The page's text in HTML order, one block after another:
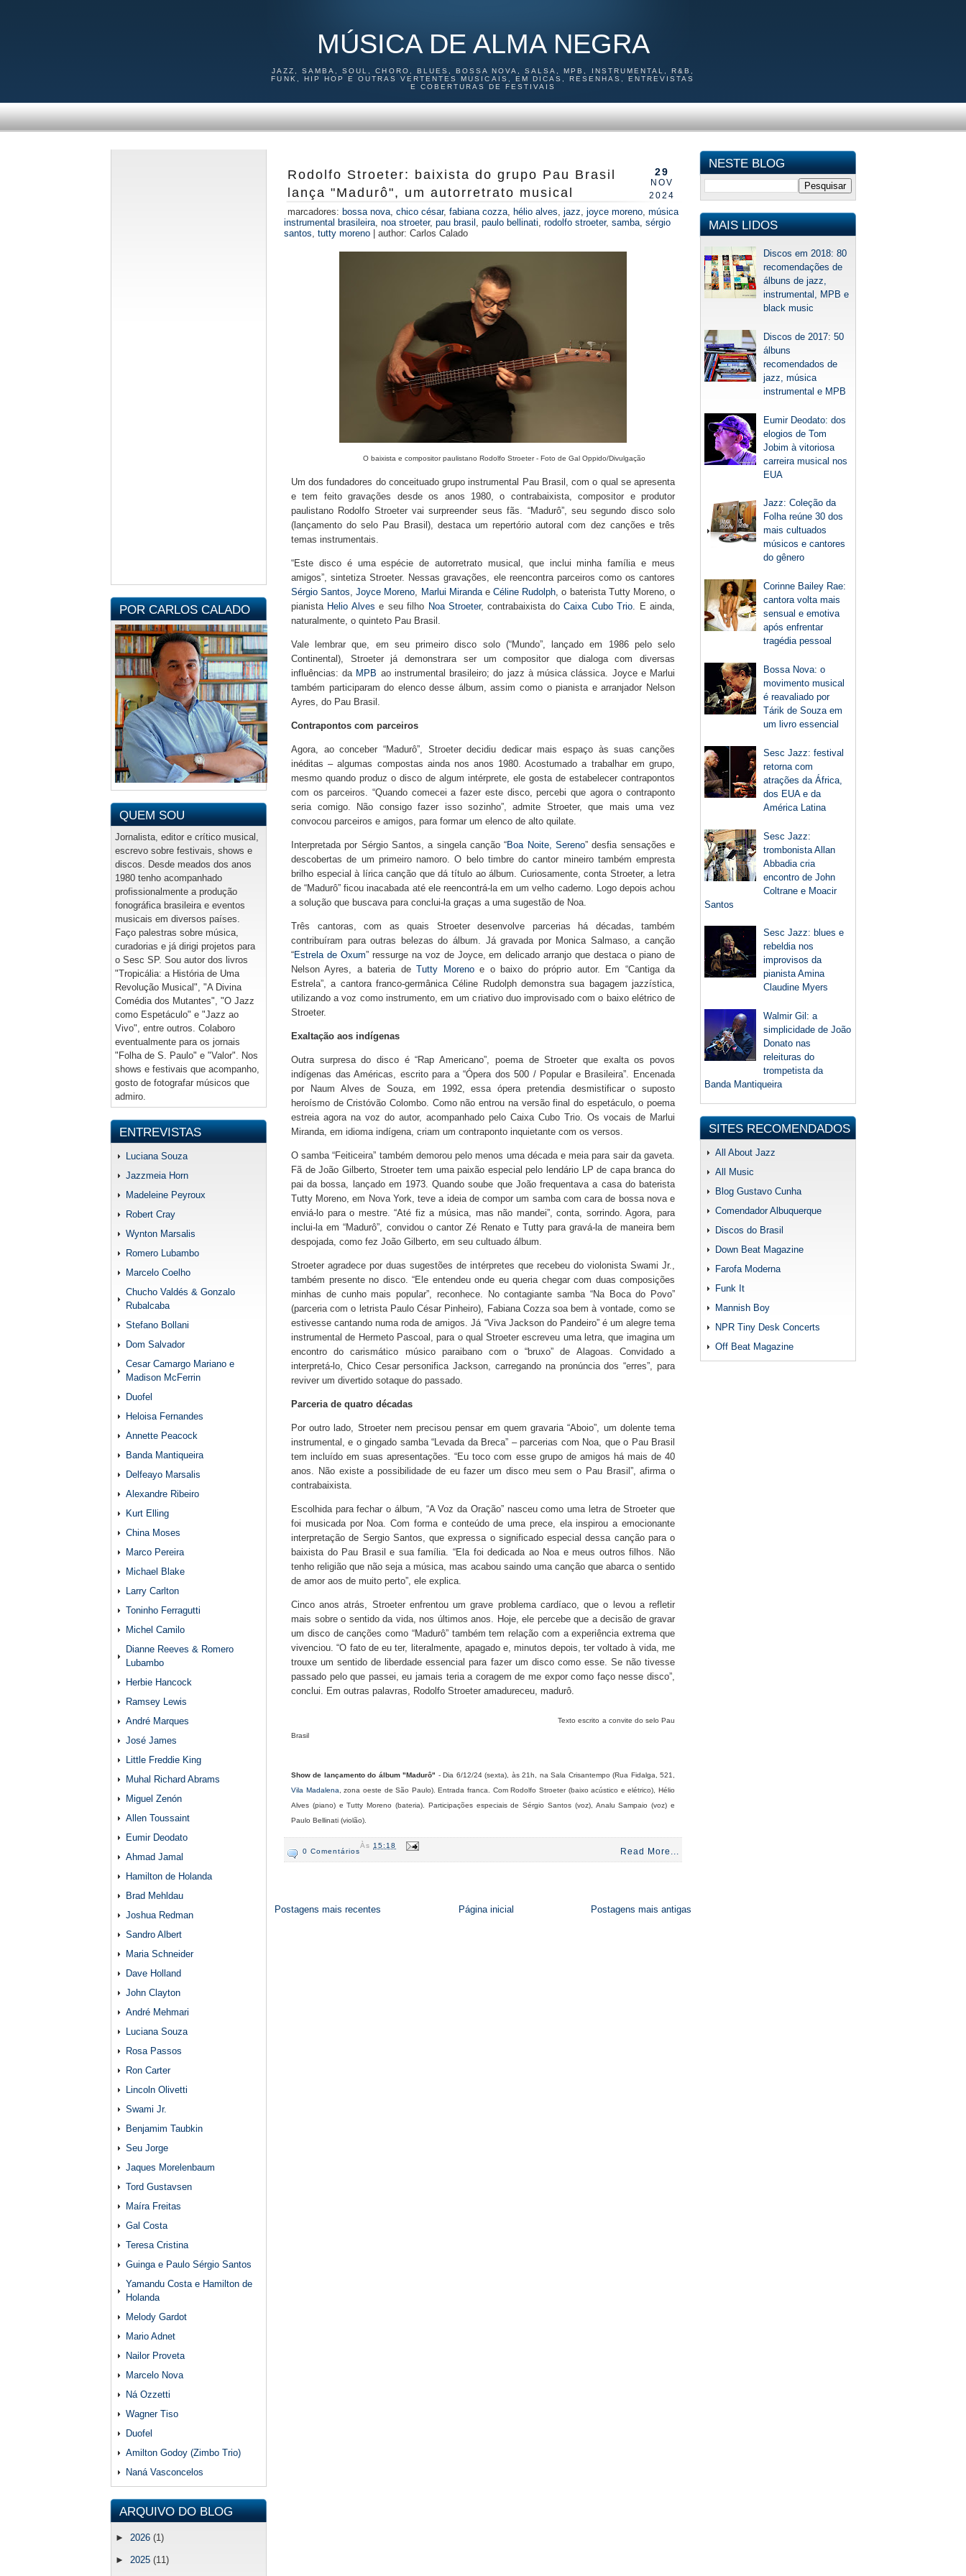
MÚSICA DE ALMA NEGRA
JAZZ, SAMBA, SOUL, CHORO, BLUES, BOSSA NOVA, SALSA, MPB, INSTRUMENTAL, R&B,
FUNK, HIP HOP E OUTRAS VERTENTES MUSICAIS, EM DICAS, RESENHAS, ENTREVISTAS
E COBERTURAS DE FESTIVAIS
POR CARLOS CALADO
QUEM SOU
Jornalista, editor e crítico musical,
escrevo sobre festivais, shows e
discos. Desde meados dos anos
1980 tenho acompanhado
profissionalmente a produção
fonográfica brasileira e eventos
musicais em diversos países.
Faço palestras sobre música,
curadorias e já dirigi projetos para
o Sesc SP. Sou autor dos livros
"Tropicália: a História de Uma
Revolução Musical", "A Divina
Comédia dos Mutantes", "O Jazz
como Espetáculo" e "Jazz ao
Vivo", entre outros. Colaboro
eventualmente para os jornais
"Folha de S. Paulo" e "Valor". Nos
shows e festivais que acompanho,
gosto de fotografar músicos que
admiro.
ENTREVISTAS
Luciana Souza
Jazzmeia Horn
Madeleine Peyroux
Robert Cray
Wynton Marsalis
Romero Lubambo
Marcelo Coelho
Chucho Valdés & Gonzalo
Rubalcaba
Stefano Bollani
Dom Salvador
Cesar Camargo Mariano e
Madison McFerrin
Duofel
Heloisa Fernandes
Annette Peacock
Banda Mantiqueira
Delfeayo Marsalis
Alexandre Ribeiro
Kurt Elling
China Moses
Marco Pereira
Michael Blake
Larry Carlton
Toninho Ferragutti
Michel Camilo
Dianne Reeves & Romero
Lubambo
Herbie Hancock
Ramsey Lewis
André Marques
José James
Little Freddie King
Muhal Richard Abrams
Miguel Zenón
Allen Toussaint
Eumir Deodato
Ahmad Jamal
Hamilton de Holanda
Brad Mehldau
Joshua Redman
Sandro Albert
Maria Schneider
Dave Holland
John Clayton
André Mehmari
Luciana Souza
Rosa Passos
Ron Carter
Lincoln Olivetti
Swami Jr.
Benjamim Taubkin
Seu Jorge
Jaques Morelenbaum
Tord Gustavsen
Maíra Freitas
Gal Costa
Teresa Cristina
Guinga e Paulo Sérgio Santos
Yamandu Costa e Hamilton de
Holanda
Melody Gardot
Mario Adnet
Nailor Proveta
Marcelo Nova
Ná Ozzetti
Wagner Tiso
Duofel
Amilton Godoy (Zimbo Trio)
Naná Vasconcelos
ARQUIVO DO BLOG
► 2026 (1)
► 2025 (11)
29
NOV
2024
Rodolfo Stroeter: baixista do grupo Pau Brasil
lança "Madurô", um autorretrato musical
marcadores: bossa nova, chico césar, fabiana cozza, hélio alves, jazz, joyce moreno, música
instrumental brasileira, noa stroeter, pau brasil , paulo bellinati, rodolfo stroeter, samba, sérgio
santos, tutty moreno author: Carlos Calado
O baixista e compositor paulistano Rodolfo Stroeter - Foto de Gal Oppido/Divulgação
Um dos fundadores do conceituado grupo instrumental Pau Brasil, com o qual se apresenta
e tem feito gravações desde os anos 1980, o contrabaixista, compositor e produtor
paulistano Rodolfo Stroeter vai surpreender seus fãs. “Madurô”, seu segundo disco solo
(lançamento do selo Pau Brasil), destaca um repertório autoral com dez canções e três
temas instrumentais.
“Este disco é uma espécie de autorretrato musical, que inclui minha família e meus
amigos”, sintetiza Stroeter. Nessas gravações, ele reencontra parceiros como os cantores
Sérgio Santos,Joyce Moreno, Marlui MirandaeCéline Rudolph, o baterista Tutty Moreno, o
pianista Helio Alves e seu filho Noa Stroeter, contrabaixista doCaixa Cubo Trio. E ainda,
naturalmente, o quinteto Pau Brasil.
Vale lembrar que, em seu primeiro disco solo (“Mundo”, lançado em 1986 pelo selo
Continental), Stroeter já demonstrara ser um compositor que dialoga com diversas
influências: da MPB ao instrumental brasileiro; do jazz à música clássica. Joyce e Marlui
também participaram do elenco desse álbum, assim como o pianista e arranjador Nelson
Ayres, do Pau Brasil.
Contrapontos com parceiros
Agora, ao conceber “Madurô”, Stroeter decidiu dedicar mais espaço às suas canções
inéditas – algumas compostas ainda nos anos 1980. Acostumado a trabalhar em grupo,
mesmo quando produz o disco de algum intérprete, ele gosta de estabelecer contrapontos
com os parceiros. “Quando comecei a fazer este disco, percebi que agora o contraponto
seria comigo. Não consigo fazer isso sozinho”, admite Stroeter, que mais uma vez
convocou parceiros e amigos, para formar um elenco de alto quilate.
Interpretada por Sérgio Santos, a singela canção “Boa Noite, Sereno” desfia sensações e
descobertas de um primeiro namoro. O belo timbre do cantor mineiro também empresta
brilho especial à lírica canção que dá título ao álbum. Curiosamente, conta Stroeter, a letra
de “Madurô” ficou inacabada até ele reencontrá-la em um velho caderno. Logo depois achou
a solução que buscava para conclui-la graças a uma sugestão de Noa.
Três cantoras, com as quais Stroeter desenvolve parcerias há décadas, também
contribuíram para outras belezas do álbum. Já gravada por Monica Salmaso, a canção
“Estrela de Oxum” ressurge na voz de Joyce, em delicado arranjo que destaca o piano de
Nelson Ayres, a bateria deTutty Morenoe o baixo do próprio autor. Em “Cantiga da
Estrela”, a cantora franco-germânica Céline Rudolph demonstra sua bagagem jazzística,
utilizando a voz como instrumento, em um criativo duo improvisado com o baixo elétrico de
Stroeter.
Exaltação aos indígenas
Outra surpresa do disco é “Rap Americano”, poema de Stroeter que exalta os povos
indígenas das Américas, escrito para a “Ópera dos 500 / Popular e Brasileira”. Encenada
por Naum Alves de Souza, em 1992, essa ópera pretendia desmistificar o suposto
heroísmo de Cristóvão Colombo. Como não entrou na versão final do espetáculo, o poema
estreia agora na voz do autor, acompanhado pelo Caixa Cubo Trio. Os vocais de Marlui
Miranda, em idioma indígena, criam um contraponto inquietante com os versos.
O samba “Feiticeira” também demorou pelo menos uma década e meia para sair da gaveta.
Fã de João Gilberto, Stroeter tem uma paixão especial pelo lendário LP de capa branca do
pai da bossa, lançado em 1973. Quando soube que João frequentava a casa do baterista
Tutty Moreno, em Nova York, teve a ideia de compor um samba com cara de bossa nova e
enviá-lo para o mestre. “Até fiz a música, mas não mandei”, conta, sorrindo. Agora, para
inclui-la em “Madurô”, convidou o cantor Zé Renato e Tutty para gravá-la de maneira bem
despojada, como fez João Gilberto, em seu cultuado álbum.
Stroeter agradece por duas sugestões de intérpretes que recebeu do violonista Swami Jr.,
também presente no disco. “Ele entendeu onde eu queria chegar com duas composições
minhas de cunho mais popular”, reconhece. No contagiante samba “Na Boca do Povo”
(parceria com o letrista Paulo César Pinheiro), Fabiana Cozza soa bem à vontade, como se
estivesse cantando numa roda de amigos. Já “Viva Jackson do Pandeiro” é um alegre tema
instrumental de Hermeto Pascoal, para o qual Stroeter escreveu uma letra, que imagina um
encontro do carismático músico paraibano com o “bruxo” de Alagoas. Convidado a
interpretá-lo, Chico Cesar personifica Jackson, carregando na pronúncia dos “erres”, para
reviver um divertido sotaque do passado.
Parceria de quatro décadas
Por outro lado, Stroeter nem precisou pensar em quem gravaria “Aboio”, um dolente tema
instrumental, e o gingado samba “Levada da Breca” – parcerias com Noa, que o Pau Brasil
tem incluído em suas apresentações. “Eu toco com esse grupo de amigos há mais de 40
anos. Não existe a possibilidade de eu fazer um disco meu sem o Pau Brasil”, afirma o
contrabaixista.
Escolhida para fechar o álbum, “A Voz da Oração” nasceu como uma letra de Stroeter que
foi musicada por Noa. Com forma e conteúdo de uma prece, ela inspirou a emocionante
interpretação de Sergio Santos, que expressa o significado especial dessa canção para o
baixista do Pau Brasil e sua família. “Ela foi dedicada ao Noa e meus outros filhos. Não
tenho religião que não seja a música, mas acabou saindo uma canção que abarca o sentido
de amor aos de muito perto”, ele explica.
Cinco anos atrás, Stroeter enfrentou um grave problema cardíaco, que o levou a refletir
mais sobre o sentido da vida, nos últimos anos. Hoje, ele percebe que a decisão de gravar
um disco de canções como “Madurô” também tem relação com a experiência extrema que
vivenciou. “O fato de eu ter, literalmente, apagado e, minutos depois, ter voltado à vida, me
trouxe um sentido de liberdade essencial para fazer um disco como esse. Se não tivesse
passado pelo que passei, eu jamais teria a coragem de me expor como faço nesse disco”,
conclui. Em outras palavras, Rodolfo Stroeter amadureceu, madurô.
Texto escrito a convite do selo Pau
Brasil
Show de lançamento do álbum "Madurô" - Dia 6/12/24 (sexta), às 21h, na Sala Crisantempo (Rua Fidalga, 521,
Vila Madalena , zona oeste de São Paulo). Entrada franca. Com Rodolfo Stroeter (baixo acústico e elétrico), Hélio
Alves (piano) e Tutty Moreno (bateria). Participações especiais de Sérgio Santos (voz), Analu Sampaio (voz) e
Paulo Bellinati (violão).
0 Comentários Read More...
Às 15:18
Postagens mais recentes Postagens mais antigas
Página inicial
NESTE BLOG
MAIS LIDOS
Discos em 2018: 80
recomendações de
álbuns de jazz,
instrumental, MPB e
black music
Discos de 2017: 50
álbuns
recomendados de
jazz, música
instrumental e MPB
Eumir Deodato: dos
elogios de Tom
Jobim à vitoriosa
carreira musical nos
EUA
Jazz: Coleção da
Folha reúne 30 dos
mais cultuados
músicos e cantores
do gênero
Corinne Bailey Rae:
cantora volta mais
sensual e emotiva
após enfrentar
tragédia pessoal
Bossa Nova: o
movimento musical
é reavaliado por
Tárik de Souza em
um livro essencial
Sesc Jazz: festival
retorna com
atrações da África,
dos EUA e da
América Latina
Sesc Jazz:
trombonista Allan
Abbadia cria
encontro de John
Coltrane e Moacir
Santos
Sesc Jazz: blues e
rebeldia nos
improvisos da
pianista Amina
Claudine Myers
Walmir Gil: a
simplicidade de João
Donato nas
releituras do
trompetista da
Banda Mantiqueira
SITES RECOMENDADOS
All About Jazz
All Music
Blog Gustavo Cunha
Comendador Albuquerque
Discos do Brasil
Down Beat Magazine
Farofa Moderna
Funk It
Mannish Boy
NPR Tiny Desk Concerts
Off Beat Magazine